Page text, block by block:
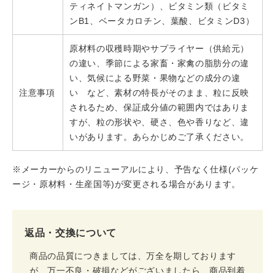
ティネイトマンガン）、ビタミン類（ビタミ
ンB1、ベータカロチン、葉酸、ビタミンD3）
注意事項
原材料の収穫時期やサプライヤー（供給元）
の違い、季節による家畜・家禽の脂肪分の違
い、気候による野菜・果物などの成分の違
い など、素材の特長がそのまま、粒に反映
されるため、保証成分値の範囲内ではありま
すが、粒の形状や、硬さ、色や香りなど、違
いがあります。あらかじめご了承ください。
※メーカーからのリニューアルにより、予告なく仕様(パッケ
ージ・原材料・生産国等)が変更される場合があります。
返品・交換について
商品の品質につきましては、万全を期しております
が、万一不良・破損などがございましたら、商品到着